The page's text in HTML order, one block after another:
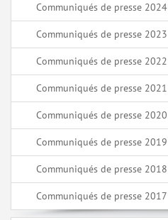
Communiqués de presse 2024
Communiqués de presse 2023
Communiqués de presse 2022
Communiqués de presse 2021
Communiqués de presse 2020
Communiqués de presse 2019
Communiqués de presse 2018
Communiqués de presse 2017